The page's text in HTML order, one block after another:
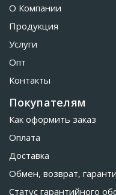
О Компании
Продукция
Услуги
Опт
Контакты
Покупателям
Как оформить заказ
Оплата
Доставка
Обмен, возврат,
Статус гарантийного